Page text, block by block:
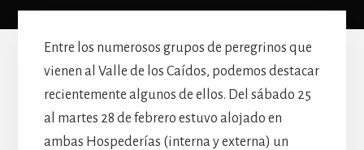
Entre los numerosos grupos de peregrinos que
vienen al Valle de los Caídos, podemos destacar
recientemente algunos de ellos. Del sábado 25
al martes 28 de febrero estuvo alojado en
ambas Hospederías (interna y externa) un